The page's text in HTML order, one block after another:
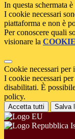
In questa schermata
I cookie necessari
piattaforma e non è
Per conoscere quali
visionare la
Cookie necessari per
I cookie necessari
disabilitati. È
policy.
Accetta tutti Salva